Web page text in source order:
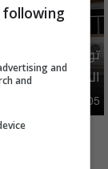
توضيح رسمي بشأن
الحماية الاجتماعية
05:43 | 2026-08-05
and
and